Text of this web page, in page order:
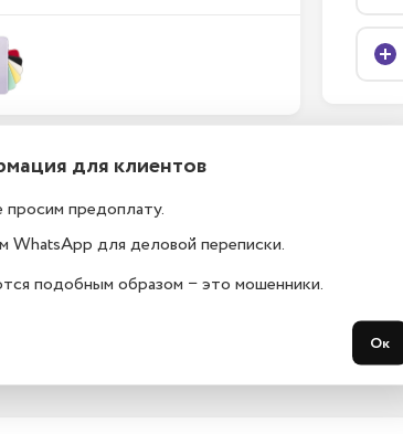
полной
Какой срок гарантии?
На всю технику, представленную у нас на
дней. Обмен и возврат возможен в течени
для клиентов
просим предоплату.
WhatsApp для деловой переписки.
подобным образом − это мошенники.
Ок